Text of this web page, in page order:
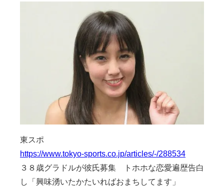
東スポ
https://www.tokyo-sports.co.jp/articles/-/288534
３８歳グラドルが彼氏募集 トホホな恋愛遍歴告白
し「興味湧いたかたいればおまちしてます」